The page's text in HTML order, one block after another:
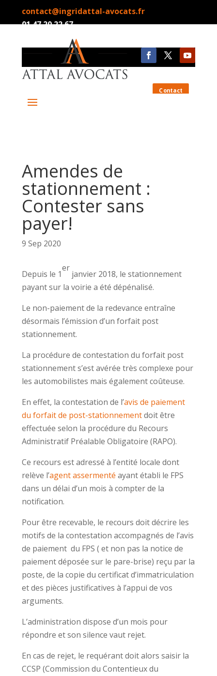
contact@ingridattal-avocats.fr
01.47.20.22.67
Contact
Amendes de
stationnement :
Contester sans
payer!
9 Sep 2020
Depuis le 1
er
janvier 2018, le stationnement
payant sur la voirie a été dépénalisé.
Le non-paiement de la redevance entraîne
désormais l’émission d’un forfait post
stationnement.
La procédure de contestation du forfait post
stationnement s’est avérée très complexe pour
les automobilistes mais également coûteuse.
En effet, la contestation de l’avis de paiement
du forfait de post-stationnementdoit être
effectuée selon la procédure du Recours
Administratif Préalable Obligatoire (RAPO).
Ce recours est adressé à l’entité locale dont
relève l’agent assermenté ayant établi le FPS
dans un délai d’un mois à compter de la
notification.
Pour être recevable, le recours doit décrire les
motifs de la contestation accompagnés de l’avis
de paiement du FPS ( et non pas la notice de
paiement déposée sur le pare-brise) reçu par la
poste, de la copie du certificat d’immatriculation
et des pièces justificatives à l’appui de vos
arguments.
L’administration dispose d’un mois pour
répondre et son silence vaut rejet.
En cas de rejet, le requérant doit alors saisir la
CCSP (Commission du Contentieux du